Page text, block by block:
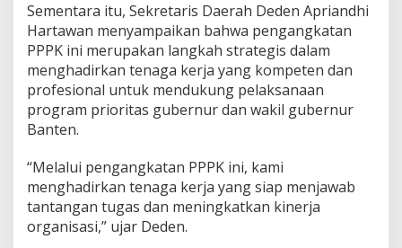
Sementara itu, Sekretaris Daerah Deden Apriandhi
Hartawan menyampaikan bahwa pengangkatan
PPPK ini merupakan langkah strategis dalam
menghadirkan tenaga kerja yang kompeten dan
profesional untuk mendukung pelaksanaan
program prioritas gubernur dan wakil gubernur
Banten.
“Melalui pengangkatan PPPK ini, kami
menghadirkan tenaga kerja yang siap menjawab
tantangan tugas dan meningkatkan kinerja
organisasi,” ujar Deden.